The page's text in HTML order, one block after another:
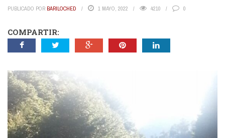
PUBLICADO POR BARILOCHED 1 MAYO, 2022 4210 0
COMPARTIR: